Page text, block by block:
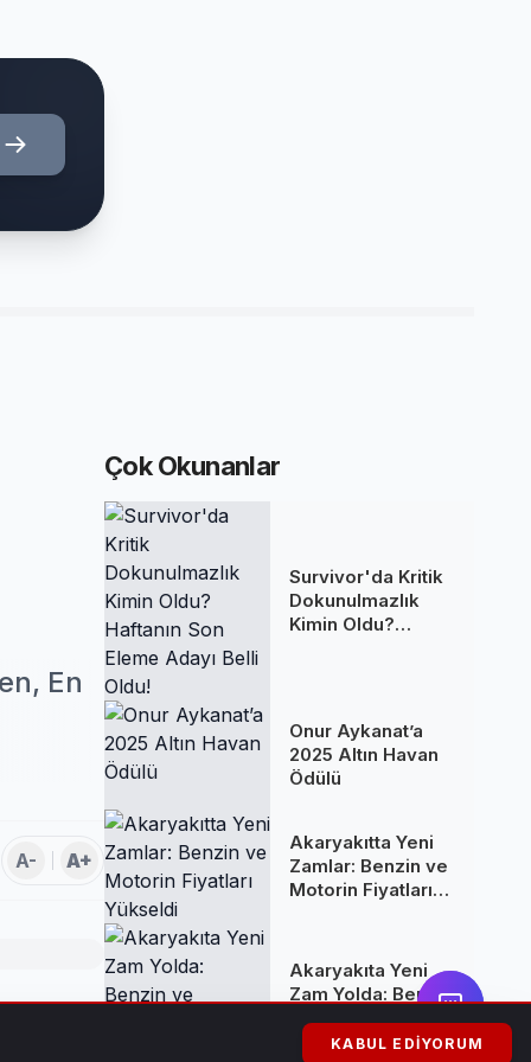
En
A- A+
katılım
Çok Okunanlar
Survivor'da Kritik
Dokunulmazlık
Kimin Oldu?
Onur Aykanat’a
2025 Altın Havan
Ödülü
Akaryakıtta Yeni
Zamlar: Benzin ve
Motorin Fiyatları
Akaryakıta Yeni
Zam Yolda: Benzin
ve Motorine
Yüksek Artış
KABUL EDIYORUM